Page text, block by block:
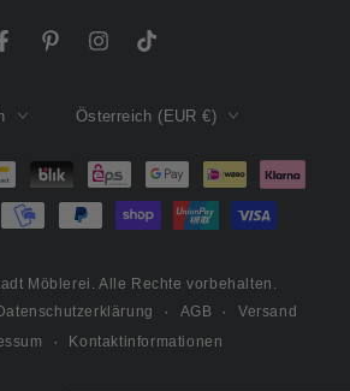
FacebookPinterestInstagram
TikTok
Möblerei . Alle Rechte vorbehalten.
AGB
Versand
Kontaktinformationen
Österreich (EUR €)